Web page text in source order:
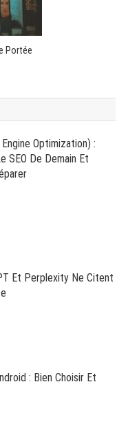
Portée
Optimization) :
SEO De Demain Et
Et Perplexity Ne Citent
: Bien Choisir Et